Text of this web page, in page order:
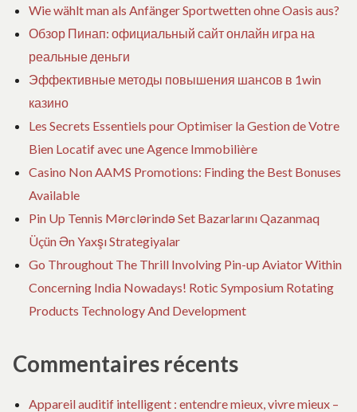
Wie wählt man als Anfänger Sportwetten ohne Oasis aus?
Обзор Пинап: официальный сайт онлайн игра на
реальные деньги
Эффективные методы повышения шансов в 1win
казино
Les Secrets Essentiels pour Optimiser la Gestion de Votre
Bien Locatif avec une Agence Immobilière
Casino Non AAMS Promotions: Finding the Best Bonuses
Available
Pin Up Tennis Mərclərində Set Bazarlarını Qazanmaq
Üçün Ən Yaxşı Strategiyalar
Go Throughout The Thrill Involving Pin-up Aviator Within
Concerning India Nowadays! Rotic Symposium Rotating
Products Technology And Development
Commentaires récents
Appareil auditif intelligent : entendre mieux, vivre mieux –